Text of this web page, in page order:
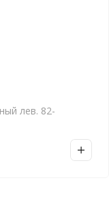
лев. 82-